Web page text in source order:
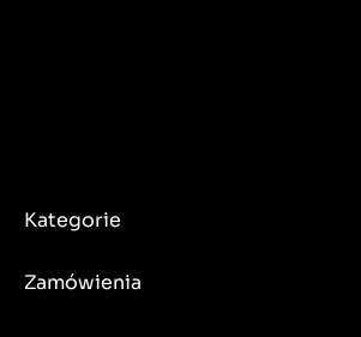
Kategorie
Zamówienia